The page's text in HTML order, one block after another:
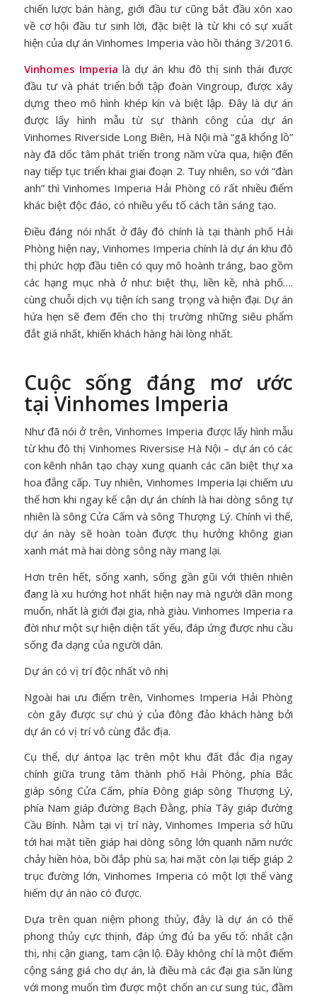
chiến lược bán hàng, giới đầu tư cũng bắt đầu xôn xao
về cơ hội đầu tư sinh lời, đặc biệt là từ khi có sự xuất
hiện của dự án Vinhomes Imperia vào hồi tháng 3/2016.
Vinhomes Imperia là dự án khu đô thị sinh thái được
đầu tư và phát triển bởi tập đoàn Vingroup, được xây
dựng theo mô hình khép kín và biệt lập. Đây là dự án
được lấy hình mẫu từ sự thành công của dự án
Vinhomes Riverside Long Biên, Hà Nội mà “gã khổng lồ”
này đã dốc tâm phát triển trong năm vừa qua, hiện đến
nay tiếp tục triển khai giai đoạn 2. Tuy nhiên, so với “đàn
anh” thì Vinhomes Imperia Hải Phòng có rất nhiều điểm
khác biệt độc đáo, có nhiều yếu tố cách tân sáng tạo.
Điều đáng nói nhất ở đây đó chính là tại thành phố Hải
Phòng hiện nay, Vinhomes Imperia chính là dự án khu đô
thị phức hợp đầu tiên có quy mô hoành tráng, bao gồm
các hạng mục nhà ở như: biệt thụ, liền kề, nhà phố….
cùng chuỗi dịch vụ tiện ích sang trọng và hiện đại. Dự án
hứa hẹn sẽ đem đến cho thị trường những siêu phẩm
đắt giá nhất, khiến khách hàng hài lòng nhất.
Cuộc sống đáng mơ ước
tại Vinhomes Imperia
Như đã nói ở trên, Vinhomes Imperia được lấy hình mẫu
từ khu đô thị Vinhomes Riversise Hà Nội – dự án có các
con kênh nhân tạo chạy xung quanh các căn biệt thự xa
hoa đẳng cấp. Tuy nhiên, Vinhomes Imperia lại chiếm ưu
thế hơn khi ngay kế cận dự án chính là hai dòng sông tự
nhiên là sông Cửa Cấm và sông Thượng Lý. Chính vì thế,
dự án này sẽ hoàn toàn được thụ hưởng không gian
xanh mát mà hai dòng sông này mang lại.
Hơn trên hết, sống xanh, sống gần gũi với thiên nhiên
đang là xu hướng hot nhất hiện nay mà người dân mong
muốn, nhất là giới đại gia, nhà giàu. Vinhomes Imperia ra
đời như một sự hiện diện tất yếu, đáp ứng được nhu cầu
sống đa dạng của người dân.
Dự án có vị trí độc nhất vô nhị
Ngoài hai ưu điểm trên, Vinhomes Imperia Hải Phòng
còn gây được sự chú ý của đông đảo khách hàng bởi
dự án có vị trí vô cùng đắc địa.
Cụ thể, dự ántọa lạc trên một khu đất đắc địa ngay
chính giữa trung tâm thành phố Hải Phòng, phía Bắc
giáp sông Cửa Cấm, phía Đông giáp sông Thượng Lý,
phía Nam giáp đường Bạch Đằng, phía Tây giáp đường
Cầu Bính. Nằm tại vị trí này, Vinhomes Imperia sở hữu
tới hai mặt tiền giáp hai dòng sông lớn quanh năm nước
chảy hiền hòa, bồi đắp phù sa; hai mặt còn lại tiếp giáp 2
trục đường lớn, Vinhomes Imperia có một lợi thế vàng
hiếm dự án nào có được.
Dựa trên quan niệm phong thủy, đây là dự án có thế
phong thủy cực thịnh, đáp ứng đủ ba yếu tố: nhất cận
thị, nhị cận giang, tam cận lộ. Đây không chỉ là một điểm
cộng sáng giá cho dự án, là điều mà các đại gia săn lùng
với mong muốn tìm được một chốn an cư sung túc, đầm